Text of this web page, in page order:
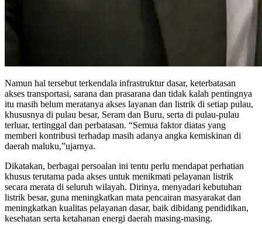
Namun hal tersebut terkendala infrastruktur dasar, keterbatasan
akses transportasi, sarana dan prasarana dan tidak kalah pentingnya
itu masih belum meratanya akses layanan dan listrik di setiap pulau,
khususnya di pulau besar, Seram dan Buru, serta di pulau-pulau
terluar, tertinggal dan perbatasan. “Semua faktor diatas yang
memberi kontribusi terhadap masih adanya angka kemiskinan di
daerah maluku,”ujarnya.
Dikatakan, berbagai persoalan ini tentu perlu mendapat perhatian
khusus terutama pada akses untuk menikmati pelayanan listrik
secara merata di seluruh wilayah. Dirinya, menyadari kebutuhan
listrik besar, guna meningkatkan mata pencairan masyarakat dan
meningkatkan kualitas pelayanan dasar, baik dibidang pendidikan,
kesehatan serta ketahanan energi daerah masing-masing.